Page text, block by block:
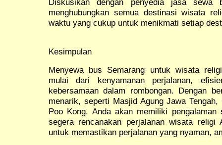
menghubungkan semua destinasi wisata
waktu yang cukup untuk menikmati setiap
Kesimpulan
Menyewa bus Semarang untuk wisata
mulai dari kenyamanan perjalanan,
kebersamaan dalam rombongan. Dengan
menarik, seperti Masjid Agung Jawa
Poo Kong, Anda akan memiliki
segera rencanakan perjalanan wisata religi
untuk memastikan perjalanan yang nyaman,